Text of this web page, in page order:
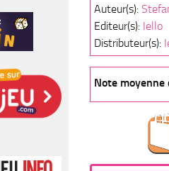
Auteur(s):
Editeur(s): Iello
Distributeur(s):
Note moyenne